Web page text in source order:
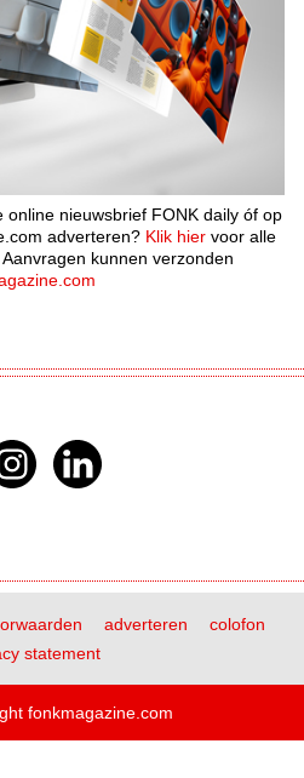
online nieuwsbrief FONK daily óf op
adverteren? Klik hier voor alle
kunnen verzonden
adverteren
colofon
statement
fonkmagazine.com